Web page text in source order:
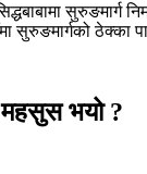
सुरुङमार्ग
सुरुङमार्गको ठेक्का
भयो ?